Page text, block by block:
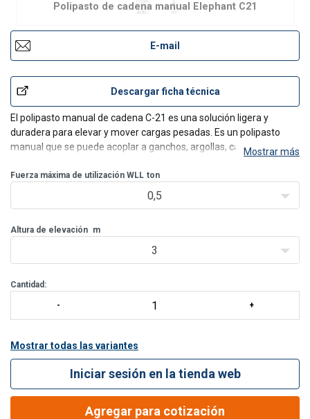
Polipasto de cadena manual Elephant C21
E-mail
Descargar ficha técnica
El polipasto manual de cadena C-21 es una solución ligera y
duradera para elevar y mover cargas pesadas. Es un polipasto
manual que se puede acoplar a ganchos, argollas, carros o
toneladas. Cuenta con una cadena de carga galvanizada, un ba
Mostrar más
Fuerza máxima de utilización WLL ton
0,5
Altura de elevación m
3
Cantidad:
Mostrar todas las variantes
Iniciar sesión en la tienda web
Agregar para cotización